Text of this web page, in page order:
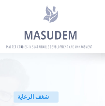
شغف الرعاية